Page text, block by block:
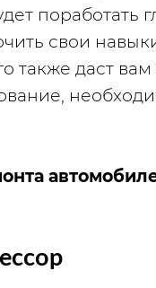
поработать
свои
также даст